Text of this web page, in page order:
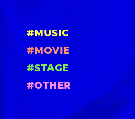
#MUSIC
#MOVIE
#STAGE
#OTHER